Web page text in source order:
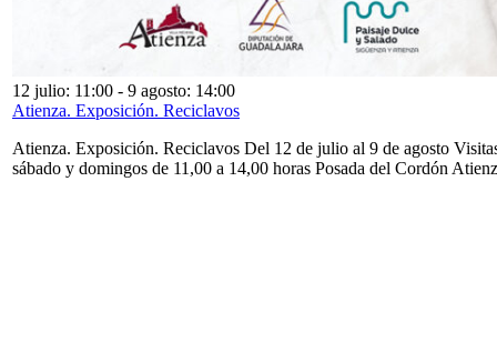
12 julio: 11:00 - 9 agosto: 14:00
Atienza. Exposición. Reciclavos
Atienza. Exposición. Reciclavos Del 12 de julio al 9 de agosto
sábado y domingos de 11,00 a 14,00 horas Posada del Cordón